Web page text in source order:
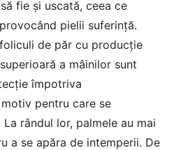
fie și uscată, ceea ce
pielii suferință.
de păr cu producție
a mâinilor sunt
împotriva
pentru care se
rândul lor, palmele au mai
a se apăra de intemperii. De